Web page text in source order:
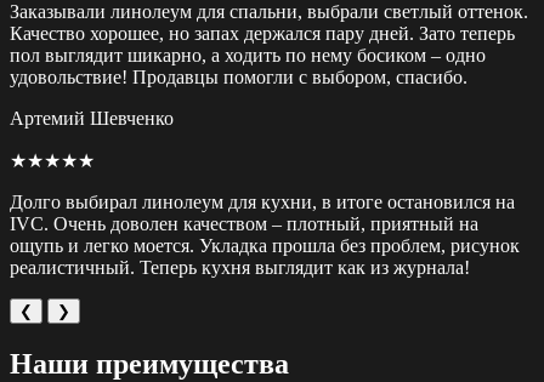
Заказывали линолеум для спальни, выбрали светлый оттенок.
Качество хорошее, но запах держался пару дней. Зато теперь
пол выглядит шикарно, а ходить по нему босиком – одно
удовольствие! Продавцы помогли с выбором, спасибо.
Артемий Шевченко
★★★★★
Долго выбирал линолеум для кухни, в итоге остановился на
IVC. Очень доволен качеством – плотный, приятный на
ощупь и легко моется. Укладка прошла без проблем, рисунок
реалистичный. Теперь кухня выглядит как из журнала!
❮ ❯
Наши преимущества